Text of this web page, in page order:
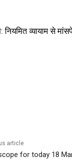
नियमित व्यायाम से
article
for today 18